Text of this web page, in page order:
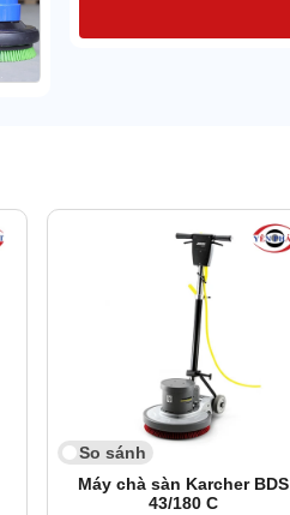
So sánh
Máy chà sàn Karcher BDS
43/180 C